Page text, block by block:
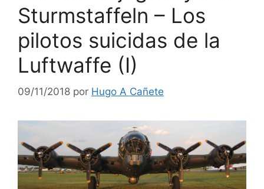
Sturmstaffeln – Los
pilotos suicidas de la
Luftwaffe (I)
09/11/2018 por Hugo A Cañete